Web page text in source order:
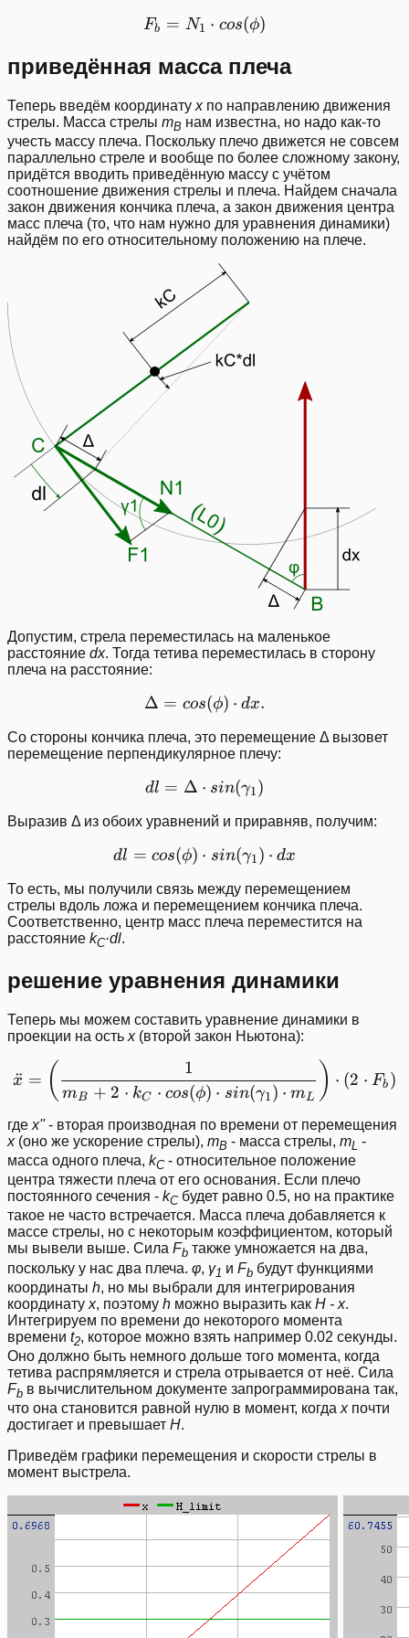
F_b = N_1\cdot cos(\phi)
Fb = N1 ⋅ cos(ϕ)
приведённая масса плеча
Теперь введём координату xпо направлению движения
стрелы. Масса стрелы mB нам известна, но надо как-то
учесть массу плеча. Поскольку плечо движется не совсем
параллельно стреле и вообще по более сложному закону,
придётся вводить приведённую массу с учётом
соотношение движения стрелы и плеча. Найдем сначала
закон движения кончика плеча, а закон движения центра
масс плеча (то, что нам нужно для уравнения динамики)
найдём по его относительному положению на плече.
Допустим, стрела переместилась на маленькое
расстояние dx. Тогда тетива переместилась в сторону
плеча на расстояние:
\Delta = cos(\phi)\cdot
Δ = cos(ϕ) ⋅ dx.
Со стороны кончика плеча, это перемещение Δ вызовет
перемещение перпендикулярное плечу:
dl = \Delta\cdot
dl = Δ ⋅ sin(γ1)
Выразив Δ из обоих уравнений и приравняв, получим:
dl = cos(\phi)\cdot
dl = cos(ϕ) ⋅ sin(γ1) ⋅ dx
То есть, мы получили связь между перемещением
стрелы вдоль ложа и перемещением кончика плеча.
Соответственно, центр масс плеча переместится на
расстояние kC·dl.
решение уравнения динамики
Теперь мы можем составить уравнение динамики в
проекции на ость x(второй закон Ньютона):
\ddot{x} = \left (
x
¨ = ( mB + 2 ⋅ kC ⋅ cos(ϕ) ⋅ sin(γ1) ⋅ mL
1 ) ⋅ (2 ⋅ Fb )
где x''- вторая производная по времени от перемещения
x(оно же ускорение стрелы), mB - масса стрелы, mL -
масса одного плеча, kC- относительное положение
центра тяжести плеча от его основания. Если плечо
постоянного сечения - kCбудет равно 0.5, но на практике
такое не часто встречается. Масса плеча добавляется к
массе стрелы, но с некоторым коэффициентом, который
мы вывели выше. Сила Fb также умножается на два,
поскольку у нас два плеча. φ, γ1 и Fb будут функциями
координаты h, но мы выбрали для интегрирования
координату x, поэтому h можно выразить как H - x.
Интегрируем по времени до некоторого момента
времени t2, которое можно взять например 0.02 секунды.
Оно должно быть немного дольше того момента, когда
тетива распрямляется и стрела отрывается от неё. Сила
Fb в вычислительном документе запрограммирована так,
что она становится равной нулю в момент, когда xпочти
достигает и превышает H.
Приведём графики перемещения и скорости стрелы в
момент выстрела.